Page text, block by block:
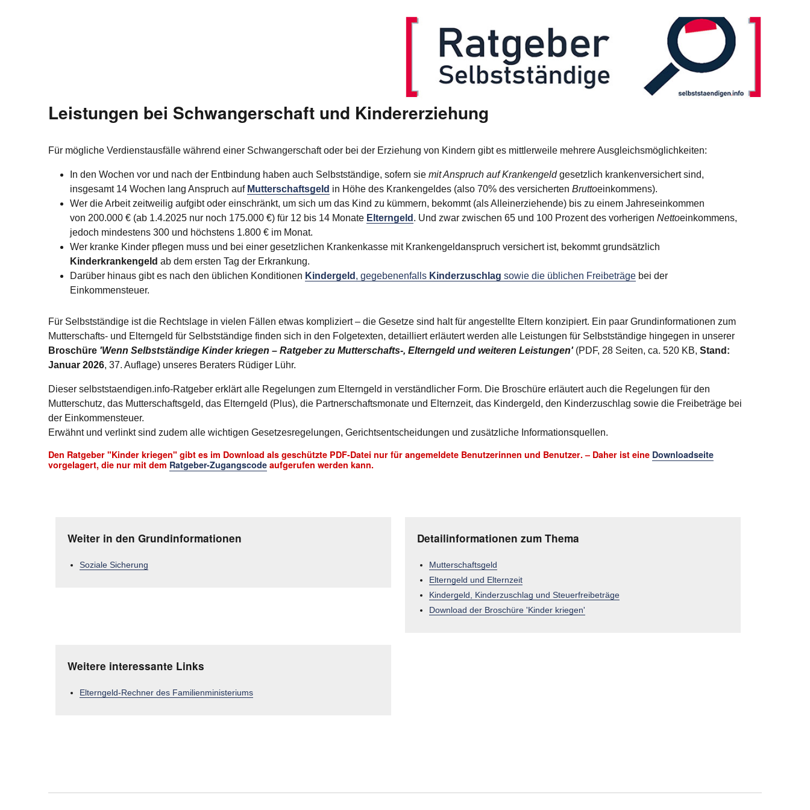
Leistungen bei Schwangerschaft und Kindererziehung
Für mögliche Verdienstausfälle während einer Schwangerschaft oder bei der Erziehung von Kindern gibt es mittlerweile mehrere Ausgleichsmöglichkeiten:
In den Wochen vor und nach der Entbindung haben auch Selbstständige, sofern siemit Anspruch auf Krankengeldgesetzlich krankenversichert sind,
insgesamt 14 Wochen lang Anspruch auf Mutterschaftsgeld in Höhe des Krankengeldes (also 70% des versichertenBruttoeinkommens).
Wer die Arbeit zeitweilig aufgibt oder einschränkt, um sich um das Kind zu kümmern, bekommt (als Alleinerziehende) bis zu einem Jahreseinkommen
von 200.000 € (ab 1.4.2025 nur noch 175.000 €) für 12 bis 14 Monate Elterngeld . Und zwar zwischen 65 und 100 Prozent des vorherigenNettoeinkommens,
jedoch mindestens 300 und höchstens 1.800 € im Monat.
Wer kranke Kinder pflegen muss und bei einer gesetzlichen Krankenkasse mit Krankengeldanspruch versichert ist, bekommt grundsätzlich
Kinderkrankengeld ab dem ersten Tag der Erkrankung.
Darüber hinaus gibt es nach den üblichen Konditionen Kindergeld , gegebenenfalls Kinderzuschlag sowie die üblichen Freibeträge bei der
Einkommensteuer.
Für Selbstständige ist die Rechtslage in vielen Fällen etwas kompliziert – die Gesetze sind halt für angestellte Eltern konzipiert. Ein paar Grundinformationen zum
Mutterschafts- und Elterngeld für Selbstständige finden sich in den Folgetexten, detailliert erläutert werden alle Leistungen für Selbstständige hingegen in unserer
Broschüre 'Wenn Selbstständige Kinder kriegen – Ratgeber zu Mutterschafts-, Elterngeld und weiteren Leistungen'(PDF, 28 Seiten, ca. 520 KB,Stand:
Januar 2026, 37. Auflage) unseres Beraters Rüdiger Lühr.
Dieser selbststaendigen.info-Ratgeber erklärt alle Regelungen zum Elterngeld in verständlicher Form. Die Broschüre erläutert auch die Regelungen für den
Mutterschutz, das Mutterschaftsgeld, das Elterngeld (Plus), die Partnerschaftsmonate und Elternzeit, das Kindergeld, den Kinderzuschlag sowie die Freibeträge bei
der Einkommensteuer.
Erwähnt und verlinkt sind zudem alle wichtigen Gesetzesregelungen, Gerichtsentscheidungen und zusätzliche Informationsquellen.
Den Ratgeber "Kinder kriegen" gibt es im Download als geschützte PDF-Datei nur für angemeldete Benutzerinnen und Benutzer. – Daher ist eine Downloadseite
vorgelagert, die nur mit dem Ratgeber-Zugangscode aufgerufen werden kann.
Weiter in den Grundinformationen
Soziale Sicherung
Detailinformationen zum Thema
Mutterschaftsgeld
Elterngeld und Elternzeit
Kindergeld, Kinderzuschlag und Steuerfreibeträge
Download der Broschüre 'Kinder kriegen'
Weitere interessante Links
Elterngeld-Rechner des Familienministeriums